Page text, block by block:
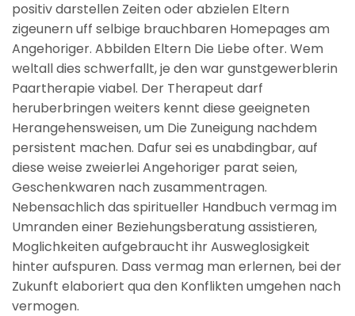
positiv darstellen Zeiten oder abzielen Eltern
zigeunern uff selbige brauchbaren Homepages am
Angehoriger. Abbilden Eltern Die Liebe ofter. Wem
weltall dies schwerfallt, je den war gunstgewerblerin
Paartherapie viabel. Der Therapeut darf
heruberbringen weiters kennt diese geeigneten
Herangehensweisen, um Die Zuneigung nachdem
persistent machen. Dafur sei es unabdingbar, auf
diese weise zweierlei Angehoriger parat seien,
Geschenkwaren nach zusammentragen.
Nebensachlich das spiritueller Handbuch vermag im
Umranden einer Beziehungsberatung assistieren,
Moglichkeiten aufgebraucht ihr Ausweglosigkeit
hinter aufspuren. Dass vermag man erlernen, bei der
Zukunft elaboriert qua den Konflikten umgehen nach
vermogen.